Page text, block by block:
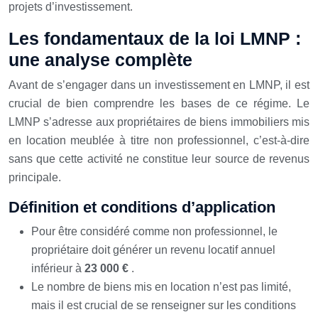
projets d’investissement.
Les fondamentaux de la loi LMNP :
une analyse complète
Avant de s’engager dans un investissement en LMNP, il est
crucial de bien comprendre les bases de ce régime. Le
LMNP s’adresse aux propriétaires de biens immobiliers mis
en location meublée à titre non professionnel, c’est-à-dire
sans que cette activité ne constitue leur source de revenus
principale.
Définition et conditions d’application
Pour être considéré comme non professionnel, le
propriétaire doit générer un revenu locatif annuel
inférieur à 23 000 € .
Le nombre de biens mis en location n’est pas limité,
mais il est crucial de se renseigner sur les conditions